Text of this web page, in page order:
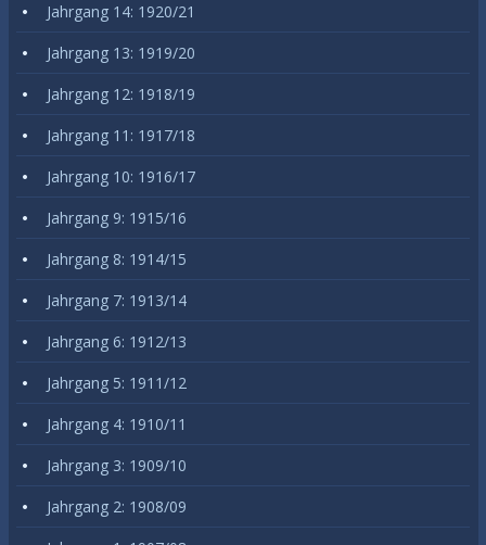
Jahrgang 14: 1920/21
Jahrgang 13: 1919/20
Jahrgang 12: 1918/19
Jahrgang 11: 1917/18
Jahrgang 10: 1916/17
Jahrgang 9: 1915/16
Jahrgang 8: 1914/15
Jahrgang 7: 1913/14
Jahrgang 6: 1912/13
Jahrgang 5: 1911/12
Jahrgang 4: 1910/11
Jahrgang 3: 1909/10
Jahrgang 2: 1908/09